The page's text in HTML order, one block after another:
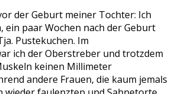
der Geburt meiner Tochter: Ich
ein paar Wochen nach der Geburt
Pustekuchen. Im
ich der Oberstreber und trotzdem
keinen Millimeter
andere Frauen, die kaum jemals